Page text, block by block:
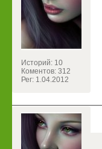
Историй: 10
Коментов: 312
Рег: 1.04.2012